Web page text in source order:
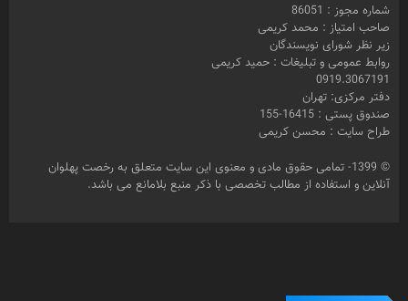
شماره مجوز : 86051
صاحب امتیاز : محمد کریمی
زیر نظر شورای نویسندگان
روابط عمومی و تبلیغات : حمید کریمی
0919.3067191
دفتر مرکزی: تهران
صندوق پستی : 16415-155
طراح سایت : محسن کریمی
© 1399- تمامی حقوق مادی و معنوی این سایت متعلق به رخصت پهلوان
آنلاین و استفاده از مطالب تخصصی با ذکر منبع بلامانع می باشد.